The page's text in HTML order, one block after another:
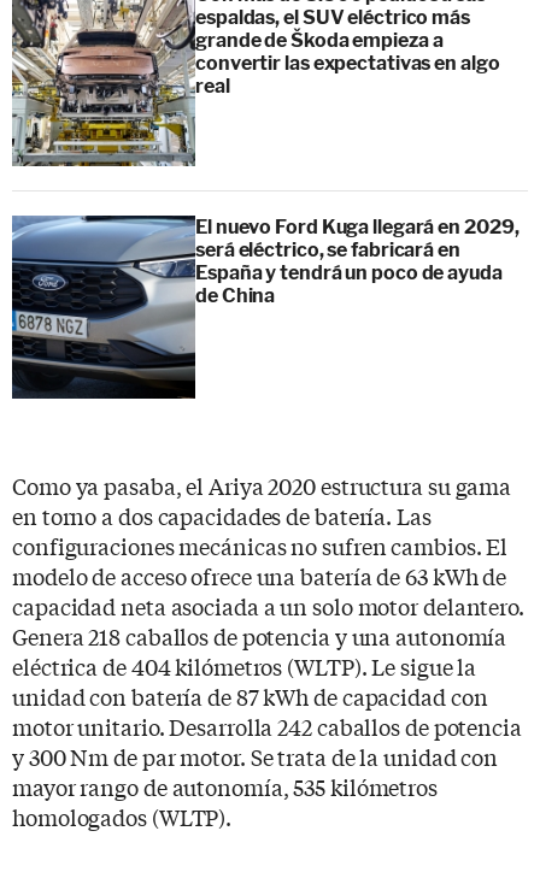
espaldas, el SUV eléctrico más
grande de Škoda empieza a
convertir las expectativas en algo
real
El nuevo Ford Kuga llegará en 2029,
será eléctrico, se fabricará en
España y tendrá un poco de ayuda
de China
Como ya pasaba, el Ariya 2020 estructura su gama
en torno a dos capacidades de batería. Las
configuraciones mecánicas no sufren cambios. El
modelo de acceso ofrece una batería de 63 kWh de
capacidad neta asociada a un solo motor delantero.
Genera 218 caballos de potencia y una autonomía
eléctrica de 404 kilómetros (WLTP). Le sigue la
unidad con batería de 87 kWh de capacidad con
motor unitario. Desarrolla 242 caballos de potencia
y 300 Nm de par motor. Se trata de la unidad con
mayor rango de autonomía, 535 kilómetros
homologados (WLTP).